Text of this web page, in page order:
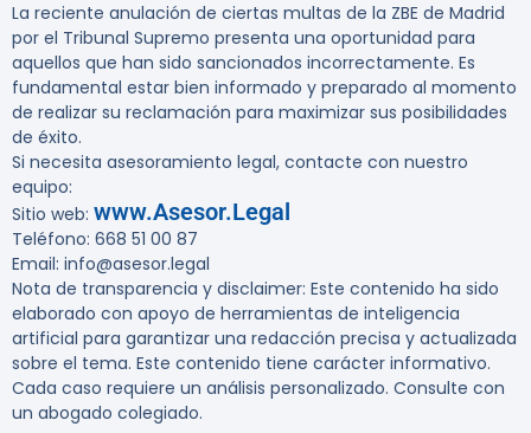
La reciente anulación de ciertas multas de la ZBE de Madrid
por el Tribunal Supremo presenta una oportunidad para
aquellos que han sido sancionados incorrectamente. Es
fundamental estar bien informado y preparado al momento
de realizar su reclamación para maximizar sus posibilidades
de éxito.
Si necesita asesoramiento legal, contacte con nuestro
equipo:
Sitio web: www.Asesor.Legal
Teléfono: 668 51 00 87
Email: info@asesor.legal
Nota de transparencia y disclaimer: Este contenido ha sido
elaborado con apoyo de herramientas de inteligencia
artificial para garantizar una redacción precisa y actualizada
sobre el tema. Este contenido tiene carácter informativo.
Cada caso requiere un análisis personalizado. Consulte con
un abogado colegiado.